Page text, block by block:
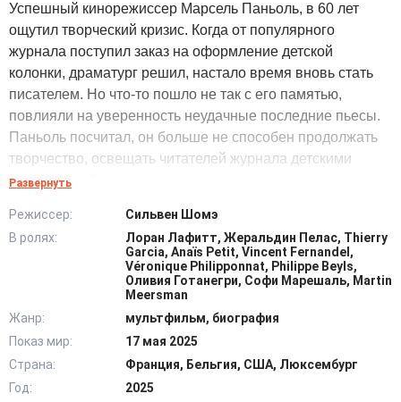
Успешный кинорежиссер Марсель Паньоль, в 60 лет
ощутил творческий кризис. Когда от популярного
журнала поступил заказ на оформление детской
колонки, драматург решил, настало время вновь стать
писателем. Но что-то пошло не так с его памятью,
повлияли на уверенность неудачные последние пьесы.
Паньоль посчитал, он больше не способен продолжать
творчество, освещать читателей журнала детскими
историями. Однажды все изменилось, внезапно
мальчика из собственного детства. Пара отправилась
путешествовать, переживать жизненные события,
которые пришлось испытать Паньолю. Пожилой и
маленький Марсель прошли через путь детства, юности
кинорежиссера, вспомнили теплое общение с семьей,
пережили заново первую важную встречу, познали
радости любви, расставания и разочарования. Жизнь
протекает по-разному сценарию даже у гениев, на смену
неприятностям приходит успех, ошибки прошлого
Развернуть
Режиссер:
Сильвен Шомэ
В ролях:
Лоран Лафитт, Жеральдин Пелас, Thierry
Garcia, Anaïs Petit, Vincent Fernandel,
Véronique Philipponnat, Philippe Beyls,
Оливия Готанегри, Софи Марешаль, Martin
Meersman
Жанр:
мультфильм, биография
Показ мир:
17 мая 2025
Страна:
Франция, Бельгия, США, Люксембург
Год:
2025